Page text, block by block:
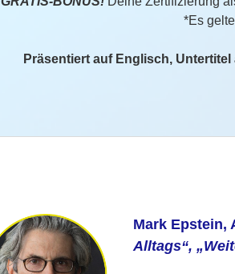
*Es
Präsentiert auf Englisch,
Mark Epstein,
Alltags“,